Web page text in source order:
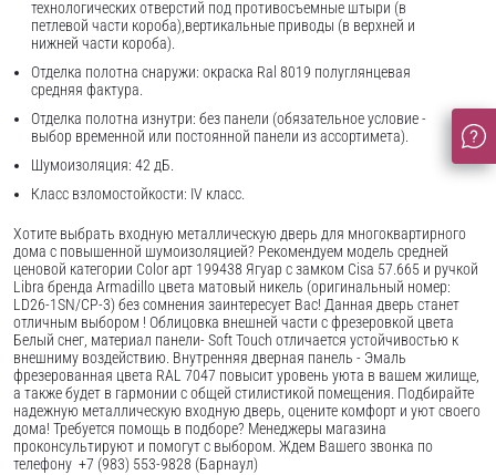
технологических отверстий под противосъемные штыри (в
петлевой части короба),вертикальные приводы (в верхней и
нижней части короба).
Отделка полотна снаружи: окраска Ral 8019 полуглянцевая
средняя фактура.
Отделка полотна изнутри: без панели (обязательное условие -
выбор временной или постоянной панели из ассортимета).
Шумоизоляция: 42 дБ.
Класс взломостойкости: IV класс.
Хотите выбрать входную металлическую дверь для многоквартирного
дома с повышенной шумоизоляцией? Рекомендуем модель средней
ценовой категории Color арт 199438 Ягуар с замком Cisa 57.665 и ручкой
Libra бренда Armadillo цвета матовый никель (оригинальный номер:
LD26-1SN/CP-3) без сомнения заинтересует Вас! Данная дверь станет
отличным выбором ! Облицовка внешней части с фрезеровкой цвета
Белый снег, материал панели- Soft Touch отличается устойчивостью к
внешниму воздействию. Внутренняя дверная панель - Эмаль
фрезерованная цвета RAL 7047 повысит уровень уюта в вашем жилище,
а также будет в гармонии с общей стилистикой помещения. Подбирайте
надежную металлическую входную дверь, оцените комфорт и уют своего
дома! Требуется помощь в подборе? Менеджеры магазина
проконсультируют и помогут с выбором. Ждем Вашего звонка по
телефону +7 (983) 553-9828 (Барнаул)